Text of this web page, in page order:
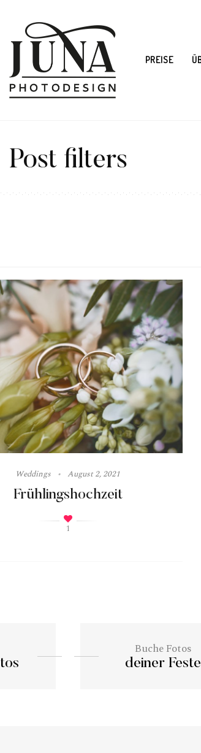
PREISE
Post filters
Weddings August 2, 2021
Frühlingshochzeit
1
Buche Fotos
deiner Feste